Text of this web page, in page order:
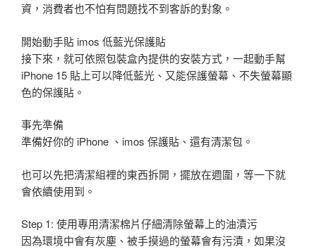
資，消費者也不怕有問題找不到客訴的對象。
開始動手貼 imos 低藍光保護貼
接下來，就可依照包裝盒內提供的安裝方式，一起動手幫
iPhone 15 貼上可以降低藍光、又能保護螢幕、不失螢幕顯
色的保護貼。
事先準備
準備好你的 iPhone 、imos 保護貼、還有清潔包。
也可以先把清潔組裡的東西拆開，擺放在週圍，等一下就
會依續使用到。
Step 1: 使用專用清潔棉片仔細清除螢幕上的油漬污
因為環境中會有灰塵、被手摸過的螢幕會有污漬，如果沒